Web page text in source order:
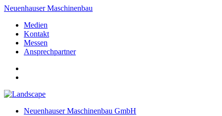
Neuenhauser Maschinenbau
Medien
Kontakt
Messen
Ansprechpartner
Neuenhauser Maschinenbau GmbH